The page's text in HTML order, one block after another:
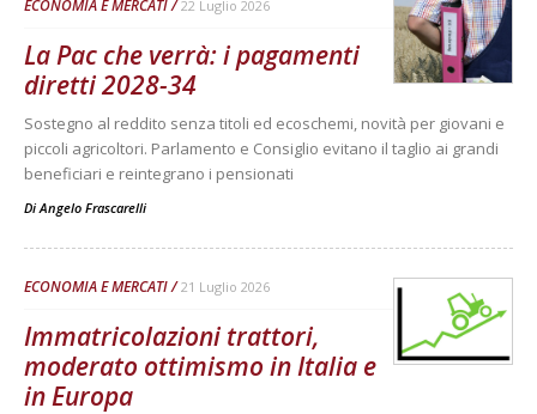
ECONOMIA E MERCATI 22 Luglio 2026
La Pac che verrà: i pagamenti
diretti 2028-34
Sostegno al reddito senza titoli ed ecoschemi, novità per giovani e
piccoli agricoltori. Parlamento e Consiglio evitano il taglio ai grandi
beneficiari e reintegrano i pensionati
Di Angelo Frascarelli
ECONOMIA E MERCATI 21 Luglio 2026
Immatricolazioni trattori,
moderato ottimismo in Italia e
in Europa